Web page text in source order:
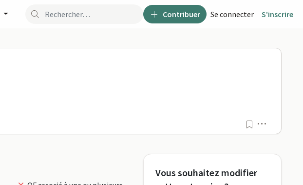
Contribuer Se connecter S’inscrire
Vous souhaitez modifier